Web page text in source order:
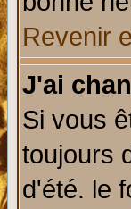
Revenir
J'ai
Si vous
toujours
d'été. le